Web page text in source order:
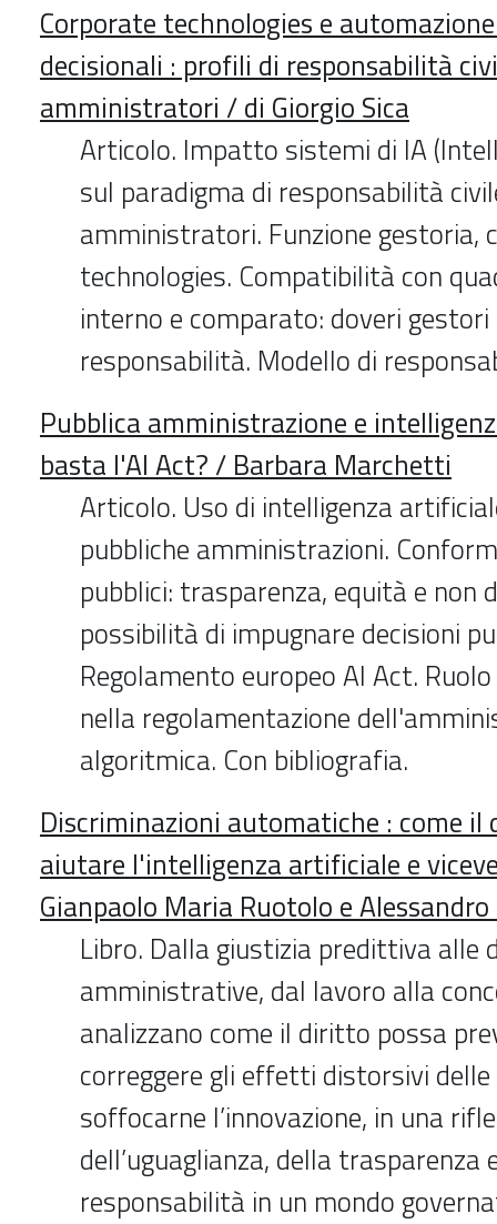
Corporate technologies e
decisionali : profili di responsabilità
amministratori / di Giorgio Sica
Articolo. Impatto sistemi di IA
sul paradigma di responsabilità
amministratori. Funzione gestoria,
technologies. Compatibilità con
interno e comparato: doveri gestori
responsabilità. Modello di
Pubblica amministrazione e
basta l'AI Act? / Barbara Marchetti
Articolo. Uso di intelligenza
pubbliche amministrazioni.
pubblici: trasparenza, equità e non
possibilità di impugnare decisioni
Regolamento europeo AI Act.
nella regolamentazione
algoritmica. Con bibliografia.
Discriminazioni automatiche : come
aiutare l'intelligenza artificiale e
Gianpaolo Maria Ruotolo e
Libro. Dalla giustizia predittiva alle
amministrative, dal lavoro alla
analizzano come il diritto possa
correggere gli effetti distorsivi delle
soffocarne l’innovazione, in una
dell’uguaglianza, della trasparenza
responsabilità in un mondo